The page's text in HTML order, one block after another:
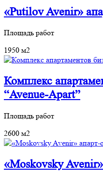
«Putilov Avenir»
Площадь работ
1950 м2
Комплекс
“Avenue-Apart”
Площадь работ
2600 м2
«Moskovsky Avenir»